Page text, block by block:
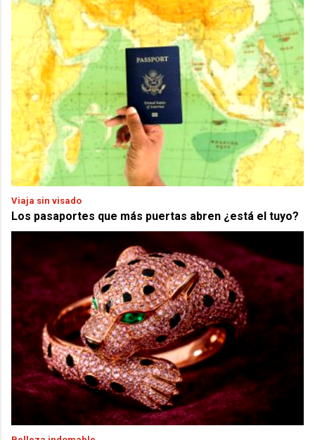
Viaja sin visado
Los pasaportes que más puertas abren ¿está el tuyo?